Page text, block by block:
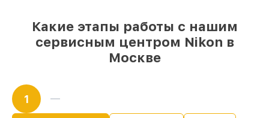
Какие этапы работы с нашим
сервисным центром Nikon в
Москве
1